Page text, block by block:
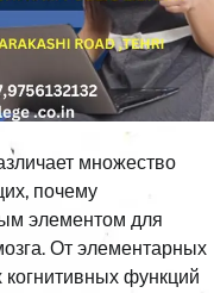
множество
почему
элементом для
От элементарных
функций